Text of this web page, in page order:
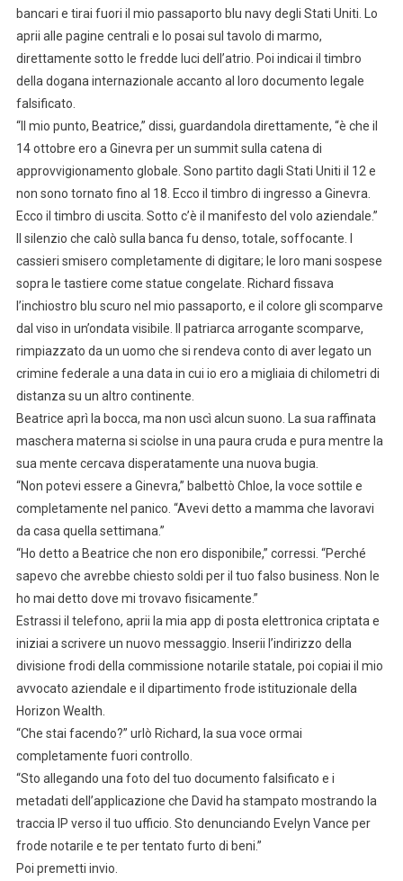
bancari e tirai fuori il mio passaporto blu navy degli Stati Uniti. Lo
aprii alle pagine centrali e lo posai sul tavolo di marmo,
direttamente sotto le fredde luci dell’atrio. Poi indicai il timbro
della dogana internazionale accanto al loro documento legale
falsificato.
“Il mio punto, Beatrice,” dissi, guardandola direttamente, “è che il
14 ottobre ero a Ginevra per un summit sulla catena di
approvvigionamento globale. Sono partito dagli Stati Uniti il 12 e
non sono tornato fino al 18. Ecco il timbro di ingresso a Ginevra.
Ecco il timbro di uscita. Sotto c’è il manifesto del volo aziendale.”
Il silenzio che calò sulla banca fu denso, totale, soffocante. I
cassieri smisero completamente di digitare; le loro mani sospese
sopra le tastiere come statue congelate. Richard fissava
l’inchiostro blu scuro nel mio passaporto, e il colore gli scomparve
dal viso in un’ondata visibile. Il patriarca arrogante scomparve,
rimpiazzato da un uomo che si rendeva conto di aver legato un
crimine federale a una data in cui io ero a migliaia di chilometri di
distanza su un altro continente.
Beatrice aprì la bocca, ma non uscì alcun suono. La sua raffinata
maschera materna si sciolse in una paura cruda e pura mentre la
sua mente cercava disperatamente una nuova bugia.
“Non potevi essere a Ginevra,” balbettò Chloe, la voce sottile e
completamente nel panico. “Avevi detto a mamma che lavoravi
da casa quella settimana.”
“Ho detto a Beatrice che non ero disponibile,” corressi. “Perché
sapevo che avrebbe chiesto soldi per il tuo falso business. Non le
ho mai detto dove mi trovavo fisicamente.”
Estrassi il telefono, aprii la mia app di posta elettronica criptata e
iniziai a scrivere un nuovo messaggio. Inserii l’indirizzo della
divisione frodi della commissione notarile statale, poi copiai il mio
avvocato aziendale e il dipartimento frode istituzionale della
Horizon Wealth.
“Che stai facendo?” urlò Richard, la sua voce ormai
completamente fuori controllo.
“Sto allegando una foto del tuo documento falsificato e i
metadati dell’applicazione che David ha stampato mostrando la
traccia IP verso il tuo ufficio. Sto denunciando Evelyn Vance per
frode notarile e te per tentato furto di beni.”
Poi premetti invio.